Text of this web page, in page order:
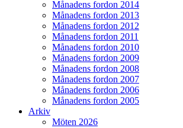
Månadens fordon 2014
Månadens fordon 2013
Månadens fordon 2012
Månadens fordon 2011
Månadens fordon 2010
Månadens fordon 2009
Månadens fordon 2008
Månadens fordon 2007
Månadens fordon 2006
Månadens fordon 2005
Arkiv
Möten 2026